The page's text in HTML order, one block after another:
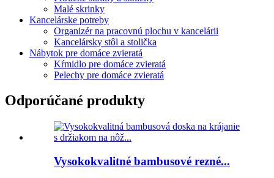
Malé skrinky
Kancelárske potreby
Organizér na pracovnú plochu v kancelárii
Kancelársky stôl a stolička
Nábytok pre domáce zvieratá
Kŕmidlo pre domáce zvieratá
Pelechy pre domáce zvieratá
Odporúčané produkty
Vysokokvalitné bambusové rezné...